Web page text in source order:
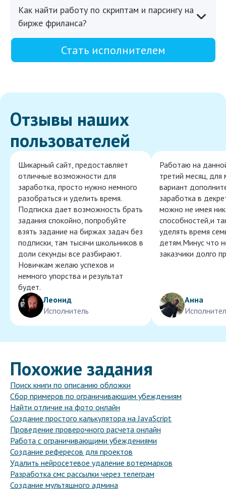
Как найти работу по скриптам и парсингу на
бирже фриланса?
Стать исполнителем
Отзывы наших
пользователей
Шикарный сайт, предоставляет
отличные возможности для
заработка, просто нужно немного
разобраться и уделить время.
Подписка дает возможность брать
задания спокойно, попробуйте
взять задание на биржах задач без
подписки, там тысячи школьников в
доли секунды все разбирают.
Новичкам желаю успехов и
немного упорства и результат
будет.
Леонид
Исполнитель
Работаю на
третий месяц, для
вариант
заработка в
можно не имея
способностей,и
уделять время
детям.Минус что
заказчики долго
Анна
Похожие задания
Поиск книги по описанию обложки
Сбор примеров по ограничивающим убеждениям
Найти отличие на фото онлайн
Создание простого калькулятора на JavaScript
Проведение проверочного расчета онлайн
Работа с ограничивающими убеждениями
Создание рефересов для проектов
Удалить нейросетевое удаление вотермарков
Разработка смс рассылки через телеграм
Создание мультяшного админа